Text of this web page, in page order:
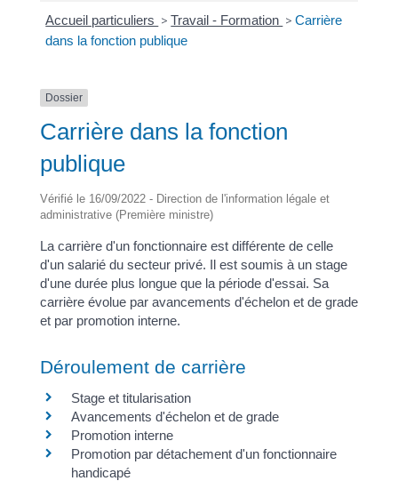
Accueil particuliers > Travail - Formation > Carrière
dans la fonction publique
Dossier
Carrière dans la fonction
publique
Vérifié le 16/09/2022 - Direction de l'information légale et
administrative (Première ministre)
La carrière d'un fonctionnaire est différente de celle
d'un salarié du secteur privé. Il est soumis à un stage
d'une durée plus longue que la période d'essai. Sa
carrière évolue par avancements d'échelon et de grade
et par promotion interne.
Déroulement de carrière
Stage et titularisation
Avancements d'échelon et de grade
Promotion interne
Promotion par détachement d'un fonctionnaire
handicapé